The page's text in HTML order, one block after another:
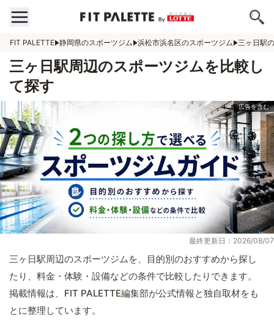
FIT PALETTE 静岡県のスポーツジム 浜松市浜名区のスポーツジム 三ヶ日駅
三ヶ日駅周辺のスポーツジムを比較し
て探す
最終更新日：2026/08/07
三ヶ日駅周辺のスポーツジムを、目的別のおすすめから探し
たり、料金・体験・設備などの条件で比較したりできます。
掲載情報は、FIT PALETTE編集部が公式情報と独自取材をも
とに整理しています。